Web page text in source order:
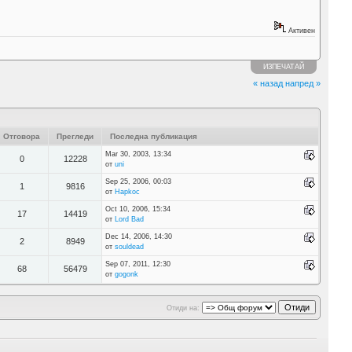
Активен
ИЗПЕЧАТАЙ
« назад напред »
Отговора Прегледи Последна публикация
0 12228
Mar 30, 2003, 13:34
от uni
1 9816
Sep 25, 2006, 00:03
от Hapkoc
17 14419
Oct 10, 2006, 15:34
от
Lord Bad
2 8949
Dec 14, 2006, 14:30
от souldead
68 56479
Sep 07, 2011, 12:30
от gogonk
Отиди на: